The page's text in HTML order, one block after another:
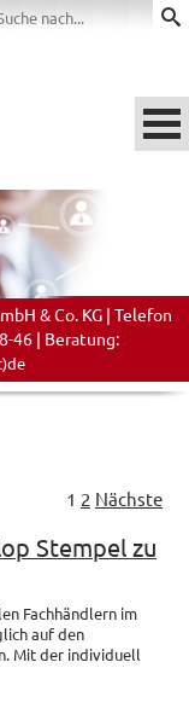
& Co. KG | Telefon
46 | Beratung:
1 2 Nächste
Stempel zu
Fachhändlern im
auf den
Mit der individuell